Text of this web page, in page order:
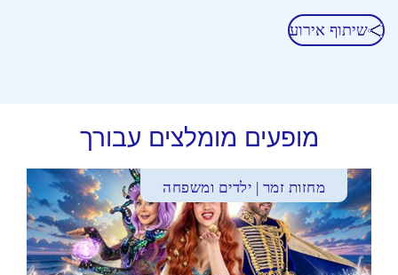
שיתוף אירוע
מופעים מומלצים עבורך
מחזות זמר | ילדים ומשפחה